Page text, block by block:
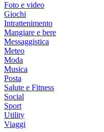
Foto e video
Giochi
Intrattenimento
Mangiare e bere
Messaggistica
Meteo
Moda
Musica
Posta
Salute e Fitness
Social
Sport
Utility
Viaggi